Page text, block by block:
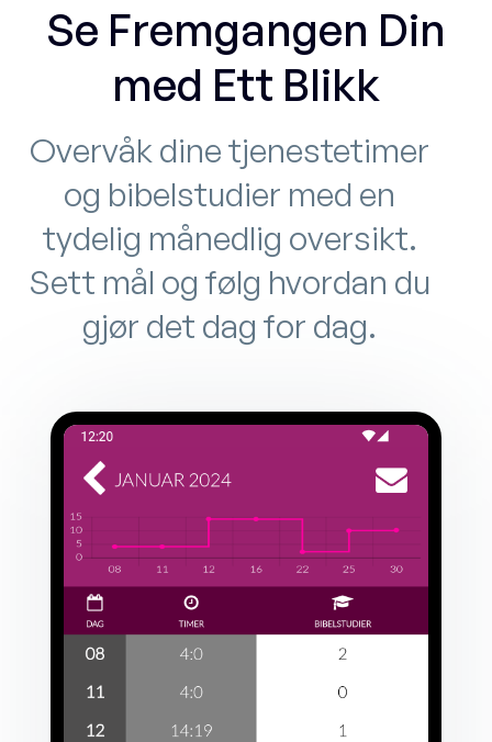
Se Fremgangen Din
med Ett Blikk
Overvåk dine tjenestetimer
og bibelstudier med en
tydelig månedlig oversikt.
Sett mål og følg hvordan du
gjør det dag for dag.